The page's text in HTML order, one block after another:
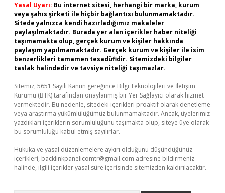
Yasal Uyarı: Bu internet sitesi, herhangi bir marka, kurum
veya şahıs şirketi ile hiçbir bağlantısı bulunmamaktadır.
Sitede yalnızca kendi hazırladığımız makaleler
paylaşılmaktadır. Burada yer alan içerikler haber niteliği
taşımamakta olup, gerçek kurum ve kişiler hakkında
paylaşım yapılmamaktadır. Gerçek kurum ve kişiler ile isim
benzerlikleri tamamen tesadüfidir. Sitemizdeki bilgiler
taslak halindedir ve tavsiye niteliği taşımazlar.
Sitemiz, 5651 Sayılı Kanun gereğince Bilgi Teknolojileri ve İletişim
Kurumu (BTK) tarafından onaylanmış bir Yer Sağlayıcı olarak hizmet
vermektedir. Bu nedenle, sitedeki içerikleri proaktif olarak denetleme
veya araştırma yükümlülüğümüz bulunmamaktadır. Ancak, üyelerimiz
yazdıkları içeriklerin sorumluluğunu taşımakta olup, siteye üye olarak
bu sorumluluğu kabul etmiş sayılırlar.
Hukuka ve yasal düzenlemelere aykırı olduğunu düşündüğünüz
içerikleri, backlinkpanelicomtr@gmail.com adresine bildirmeniz
halinde, ilgili içerikler yasal süre içerisinde sitemizden kaldırılacaktır.